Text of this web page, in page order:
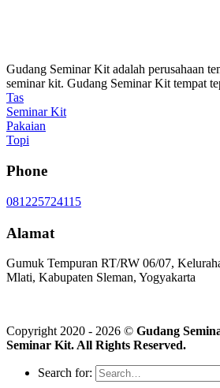
Gudang Seminar Kit adalah perusahaan
seminar kit. Gudang Seminar Kit tempat
Tas
Seminar Kit
Pakaian
Topi
Phone
081225724115
Alamat
Gumuk Tempuran RT/RW 06/07,
Mlati, Kabupaten Sleman, Yogyakarta
Copyright 2020 - 2026 © Gudang
Seminar Kit. All Rights Reserved.
Search for: